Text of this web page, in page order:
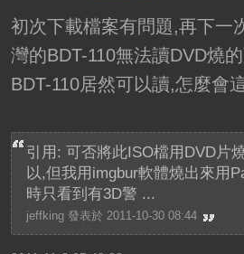
初次下載檔案有問題,再下一
灣的BDT-110無法讀DVD燒
BDT-110居然可以讀,怎麼會
引用: 可否將此ISO檔用DVD片
以,但我用imgbur軟體燒出來用
時只看到有3D警 ...
jeffking 發表於 2011-10-30 08:44